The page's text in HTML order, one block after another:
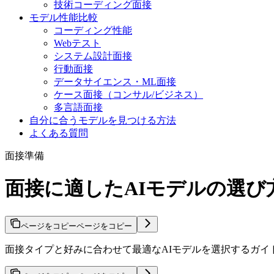
技術コーディング面接
モデル性能比較
コーディング性能
Webテスト
システム設計面接
行動面接
データサイエンス・ML面接
ケース面接（コンサル/ビジネス）
多言語面接
自分に合うモデルを見つける方法
よくある質問
面接準備
面接に適したAIモデルの選び
ページをコピーページをコピー
面接タイプと好みに合わせて最適なAIモデルを選択するガイ